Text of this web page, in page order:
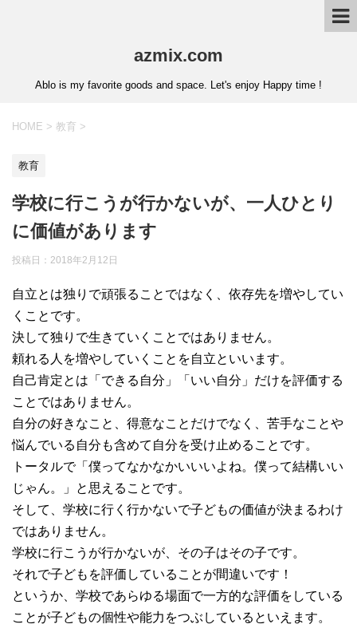
azmix.com
Ablo is my favorite goods and space. Let's enjoy Happy time !
HOME > 教育 >
教育
学校に行こうが行かないが、一人ひとり
に価値があります
投稿日： 2018年2月12日
自立とは独りで頑張ることではなく、依存先を増やしてい
くことです。
決して独りで生きていくことではありません。
頼れる人を増やしていくことを自立といいます。
自己肯定とは「できる自分」「いい自分」だけを評価する
ことではありません。
自分の好きなこと、得意なことだけでなく、苦手なことや
悩んでいる自分も含めて自分を受け止めることです。
トータルで「僕ってなかなかいいいよね。僕って結構いい
じゃん。」と思えることです。
そして、学校に行く行かないで子どもの価値が決まるわけ
ではありません。
学校に行こうが行かないが、その子はその子です。
それで子どもを評価していることが間違いです！
というか、学校であらゆる場面で一方的な評価をしている
ことが子どもの個性や能力をつぶしているといえます。